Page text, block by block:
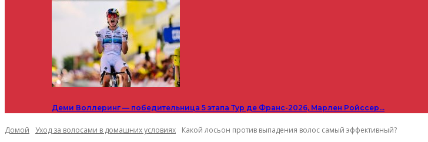
Деми Воллеринг — победительница 5 этапа Тур де Франс-2026, Марлен Ройссер…
Домой Уход за волосами в домашних условиях Какой лосьон против выпадения волос самый эффективный?